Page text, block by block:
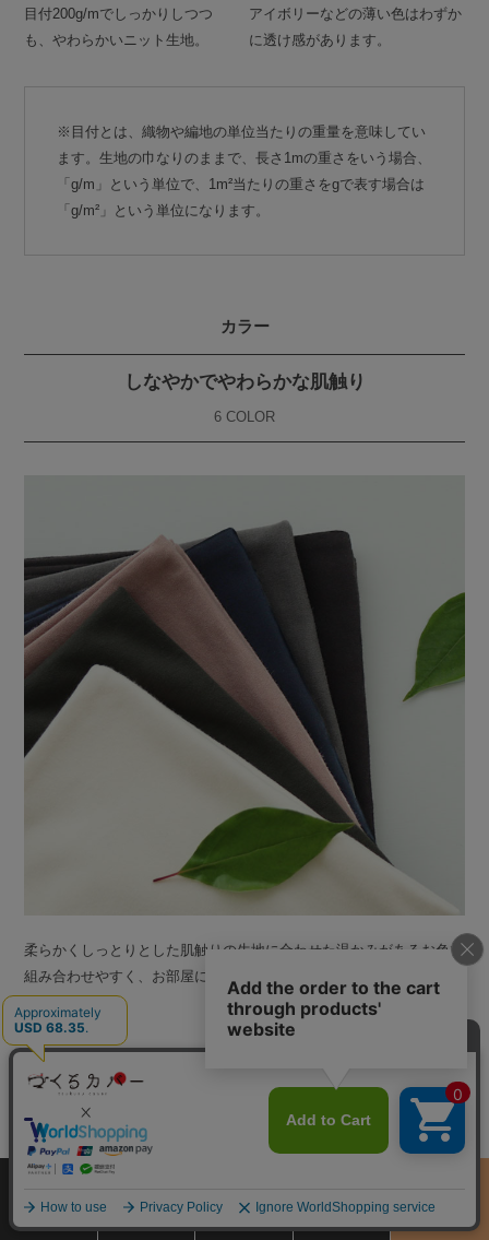
目付200g/mでしっかりしつつ
も、やわらかいニット生地。
アイボリーなどの薄い色はわずか
に透け感があります。
※目付とは、織物や編地の単位当たりの重量を意味してい
ます。生地の巾なりのままで、長さ1mの重さをいう場合、
「g/m」という単位で、1m²当たりの重さをgで表す場合は
「g/m²」という単位になります。
カラー
しなやかでやわらかな肌触り
6 COLOR
柔らかくしっとりとした肌触りの生地に合わせた温かみがあるお色で
組み合わせやすく、お部屋になじむカラーバリエーション。
商品をさがす
サイズ
お買物ガイド カート